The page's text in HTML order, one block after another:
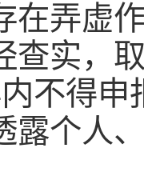
在弄虚
查实，
不得
露个人